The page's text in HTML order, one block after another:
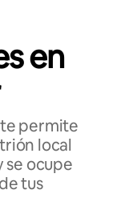
en
permite
local
se ocupe
tus